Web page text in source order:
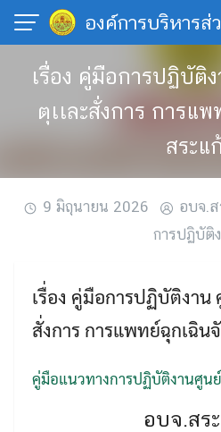
Skip
content
องค์การบริหารส่
เรื่อง คู่มือการปฏิบัติ
ตุเเละสั่งการ การแ
สระแ
9 มิถุนายน 2026 อบจ.ส
การปฏิบัติ
เรื่อง คู่มือการปฏิบัติงาน
สั่งการ การแพทย์ฉุกเฉิน
คู่มือแนวทางการปฏิบัติงานศูน
อบจ.สร